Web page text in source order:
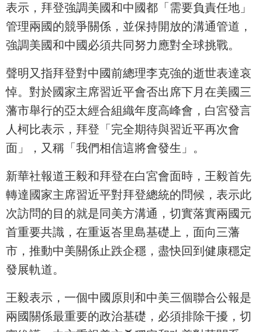
表示，拜登強調美國和中國都「需要負責任地」
管理兩國的競爭關係，並保持開放的溝通管道，
強調美國和中國必須共同努力應對全球挑戰。
聲明又指拜登對中國前總理李克強的逝世表達哀
悼。對於國家主席習近平會否出席下月在美國三
藩市舉行的亞太經合組織年度高峰會，白宮發言
人柯比表示，拜登「完全期待與習近平再次會
面」，又稱「我們相信這將會發生」。
新華社報道王毅和拜登在白宮會面時，王毅首先
轉達國家主席習近平對拜登總統的問候，表示此
次訪問的目的就是同美方溝通，切實落實兩國元
首重要共識，在重返峇里島基礎上，面向三藩
市，推動中美關係止跌企穩，盡快回到健康穩定
發展軌道。
王毅表示，一個中國原則和中美三個聯合公報是
兩國關係最重要的政治基礎，必須排除干擾，切